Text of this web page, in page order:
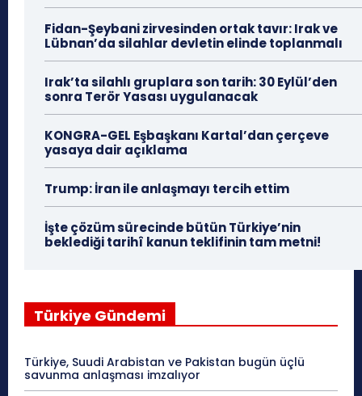
Fidan-Şeybani zirvesinden ortak tavır: Irak ve
Lübnan’da silahlar devletin elinde toplanmalı
Irak’ta silahlı gruplara son tarih: 30 Eylül’den
sonra Terör Yasası uygulanacak
KONGRA-GEL Eşbaşkanı Kartal’dan çerçeve
yasaya dair açıklama
Trump: İran ile anlaşmayı tercih ettim
İşte çözüm sürecinde bütün Türkiye’nin
beklediği tarihî kanun teklifinin tam metni!
Türkiye Gündemi
Türkiye, Suudi Arabistan ve Pakistan bugün üçlü
savunma anlaşması imzalıyor